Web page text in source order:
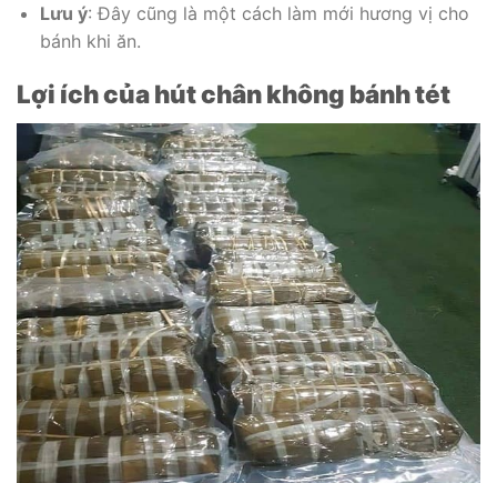
Lưu ý: Đây cũng là một cách làm mới hương vị cho
bánh khi ăn.
Lợi ích của hút chân không bánh tét